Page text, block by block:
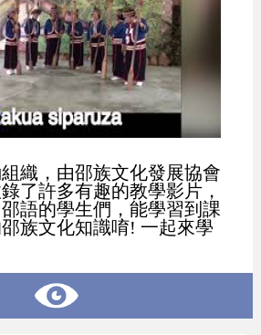
織，由邵族文化發展協會
了許多有趣的教學影片，
語的學生們，能學習到課
族文化知識唷! 一起來學